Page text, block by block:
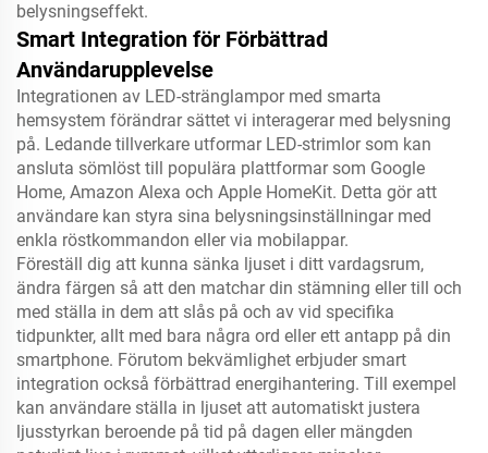
belysningseffekt.
Smart Integration för Förbättrad
Användarupplevelse
Integrationen av LED-stränglampor med smarta
hemsystem förändrar sättet vi interagerar med belysning
på. Ledande tillverkare utformar LED-strimlor som kan
ansluta sömlöst till populära plattformar som Google
Home, Amazon Alexa och Apple HomeKit. Detta gör att
användare kan styra sina belysningsinställningar med
enkla röstkommandon eller via mobilappar.
Föreställ dig att kunna sänka ljuset i ditt vardagsrum,
ändra färgen så att den matchar din stämning eller till och
med ställa in dem att slås på och av vid specifika
tidpunkter, allt med bara några ord eller ett antapp på din
smartphone. Förutom bekvämlighet erbjuder smart
integration också förbättrad energihantering. Till exempel
kan användare ställa in ljuset att automatiskt justera
ljusstyrkan beroende på tid på dagen eller mängden